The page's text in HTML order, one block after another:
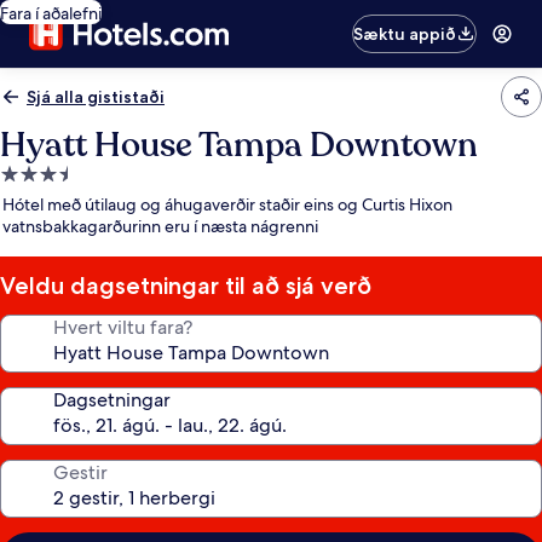
Fara í aðalefni
Sæktu appið
Sjá alla gististaði
Hyatt House Tampa Downtown
3.5
stjörnu
gististaður
Hótel með útilaug og áhugaverðir staðir eins og Curtis Hixon
vatnsbakkagarðurinn eru í næsta nágrenni
Veldu dagsetningar til að sjá verð
Hvert viltu fara?
Dagsetningar
Gestir